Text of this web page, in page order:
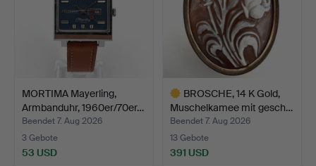
MORTIMA Mayerling,
Armbanduhr, 1960er/70er…
Beendet 7. Aug 2026
3 Gebote
53 USD
BROSCHE, 14 K Gold,
Muschelkamee mit gesch…
Beendet 7. Aug 2026
13 Gebote
391 USD